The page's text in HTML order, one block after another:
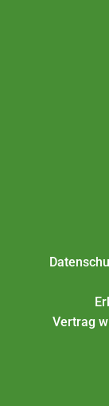
Vertrag